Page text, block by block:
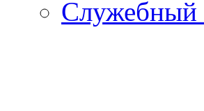
Служебный